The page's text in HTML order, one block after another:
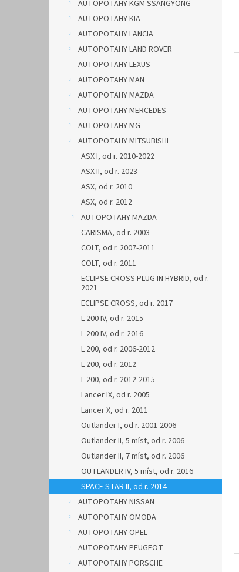
AUTOPOTAHY KGM SSANGYONG
AUTOPOTAHY KIA
AUTOPOTAHY LANCIA
AUTOPOTAHY LAND ROVER
AUTOPOTAHY LEXUS
AUTOPOTAHY MAN
AUTOPOTAHY MAZDA
AUTOPOTAHY MERCEDES
AUTOPOTAHY MG
AUTOPOTAHY MITSUBISHI
ASX I, od r. 2010-2022
ASX II, od r. 2023
ASX, od r. 2010
ASX, od r. 2012
AUTOPOTAHY MAZDA
CARISMA, od r. 2003
COLT, od r. 2007-2011
COLT, od r. 2011
ECLIPSE CROSS PLUG IN HYBRID, od r.
2021
ECLIPSE CROSS, od r. 2017
L 200 IV, od r. 2015
L 200 IV, od r. 2016
L 200, od r. 2006-2012
L 200, od r. 2012
L 200, od r. 2012-2015
Lancer IX, od r. 2005
Lancer X, od r. 2011
Outlander I, od r. 2001-2006
Outlander II, 5 míst, od r. 2006
Outlander II, 7 míst, od r. 2006
OUTLANDER IV, 5 míst, od r. 2016
SPACE STAR II, od r. 2014
AUTOPOTAHY NISSAN
AUTOPOTAHY OMODA
AUTOPOTAHY OPEL
AUTOPOTAHY PEUGEOT
AUTOPOTAHY PORSCHE